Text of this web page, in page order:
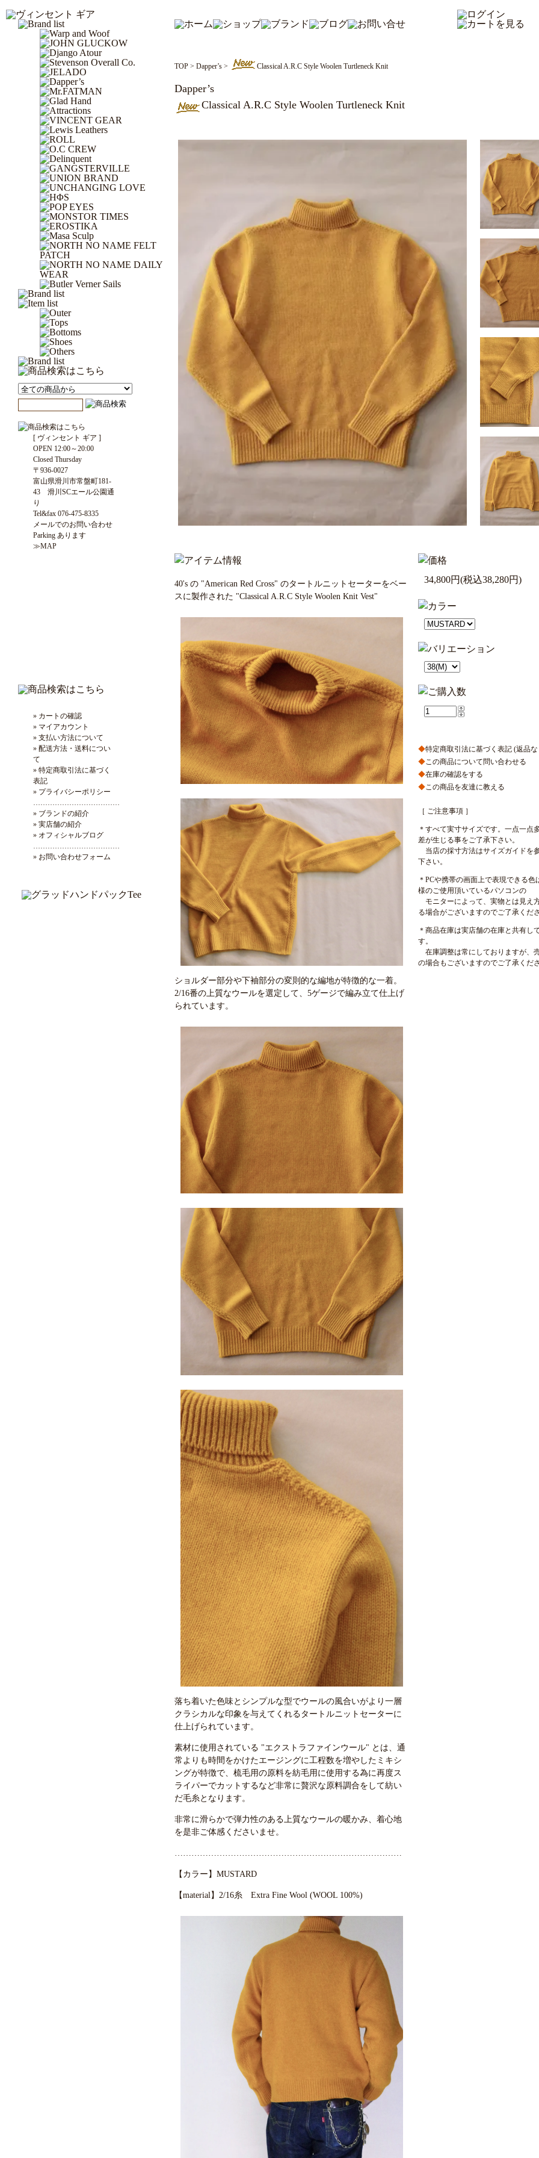
TOP > Dapper’s > Classical A.R.C Style Woolen Turtleneck Knit
Dapper’s
Classical A.R.C Style Woolen Turtleneck Knit
40's の "American Red Cross" のタートルニットセーターをベー
スに製作された "Classical A.R.C Style Woolen Knit Vest"
ショルダー部分や下袖部分の変則的な編地が特徴的な一着。
2/16番の上質なウールを選定して、5ゲージで編み立て仕上げ
られています。
落ち着いた色味とシンプルな型でウールの風合いがより一層
クラシカルな印象を与えてくれるタートルニットセーターに
仕上げられています。
素材に使用されている "エクストラファインウール" とは、通
常よりも時間をかけたエージングに工程数を増やしたミキシ
ングが特徴で、梳毛用の原料を紡毛用に使用する為に再度ス
ライパーでカットするなど非常に贅沢な原料調合をして紡い
だ毛糸となります。
非常に滑らかで弾力性のある上質なウールの暖かみ、着心地
を是非ご体感くださいませ。
【カラー】MUSTARD
【material】2/16糸 Extra Fine Wool (WOOL 100%)
34,800円(税込38,280円)
◆特定商取引法に基づく表記 (返品
◆ この商品について問い合わせる
◆在庫の確認をする
◆ この商品を友達に教える
［ ご注意事項 ］
＊すべて実寸サイズです。一点一点
差が生じる事をご了承下さい。
当店の採寸方法はサイズガイドを
下さい。
＊PCや携帯の画面上で表現できる色
様のご使用頂いているパソコンの
モニターによって、実物とは見え
る場合がございますのでご了承くだ
＊商品在庫は実店舗の在庫と共有し
す。
在庫調整は常にしておりますが、
の場合もございますのでご了承くだ
[ ヴィンセント ギア ]
OPEN 12:00～20:00
Closed Thursday
〒936-0027
富山県滑川市常盤町181-
43 滑川SCエール公園通
り
Tel&fax 076-475-8335
メールでのお問い合わせ
Parking あります
≫MAP
» カートの確認
» マイアカウント
» 支払い方法について
» 配送方法・送料につい
て
» 特定商取引法に基づく
表記
» プライバシーポリシー
» ブランドの紹介
» 実店舗の紹介
» オフィシャルブログ
» お問い合わせフォーム